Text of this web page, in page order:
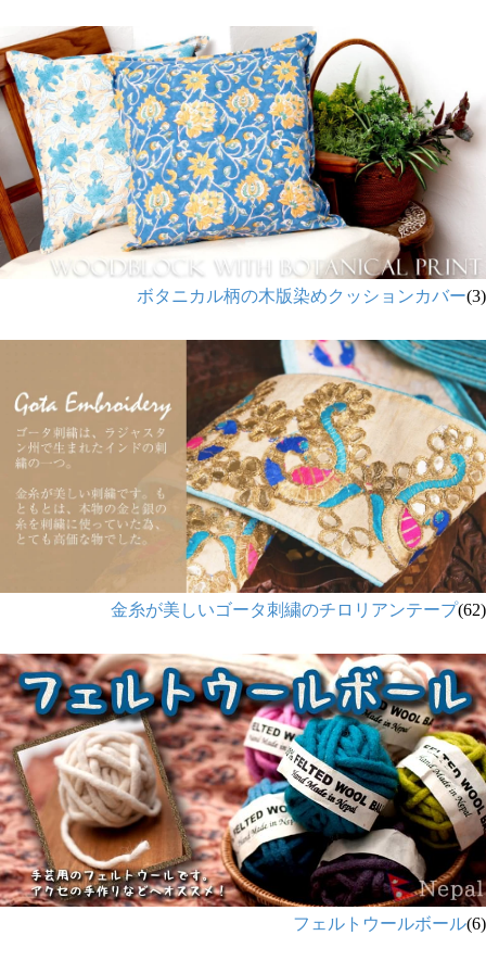
ボタニカル柄の木版染めクッションカバー(3)
金糸が美しいゴータ刺繍のチロリアンテープ(62)
フェルトウールボール(6)